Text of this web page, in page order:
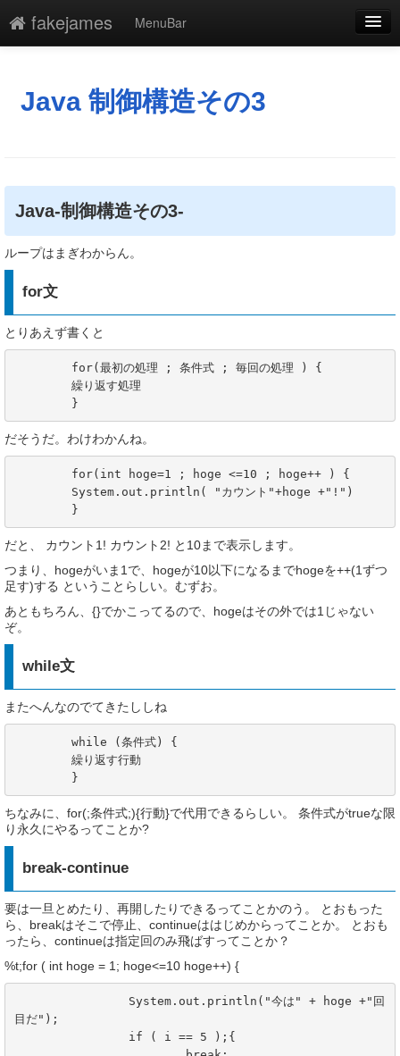
fakejames
MenuBar
添付
最終更新
一覧
Java 制御構造その3
Java-制御構造その3-
ループはまぎわからん。
for文
とりあえず書くと
	}
だそうだ。わけわかんね。
	}
だと、 カウント1! カウント2! と10まで表示します。
つまり、hogeがいま1で、hogeが10以下になるまでhogeを++(1ずつ
足す)する ということらしい。むずお。
あともちろん、{}でかこってるので、hogeはその外では1じゃない
ぞ。
while文
またへんなのでてきたししね
	}
ちなみに、for(;条件式;){行動}で代用できるらしい。 条件式がtrueな限
り永久にやるってことか?
break-continue
要は一旦とめたり、再開したりできるってことかのう。 とおもった
ら、breakはそこで停止、continueははじめからってことか。 とおも
ったら、continueは指定回のみ飛ばすってことか？
%t;for ( int hoge = 1; hoge<=10 hoge++) {
目だ");